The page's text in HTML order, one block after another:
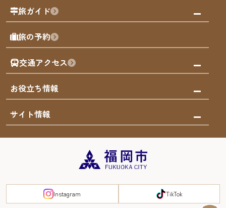
福岡を楽しむ
福岡のアート
福岡のナイトタイム
福岡の歴史・文化
サステナブルツーリズム
福岡検定
よかなび音声ガイド
FUKUOKA EAST&WEST COAST
観る・遊ぶ
屋台
買う
体験
泊まる
旅ガイド
モデルコース
AIおまかせコース
オリジナルプラン
みんなの旅行記
旅の予約
交通アクセス
市内交通ガイド
お得なチケット
お役立ち情報
お知らせ
災害情報
サイト情報
まち歩き・体験プログラム掲載申込
Instagram TikTok